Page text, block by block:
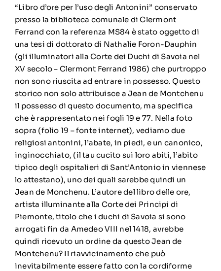
“Libro d’ore per l’uso degli Antonini” conservato
presso la biblioteca comunale di Clermont
Ferrand con la referenza MS84 è stato oggetto di
una tesi di dottorato di Nathalie Foron-Dauphin
(gli illuminatori alla Corte dei Duchi di Savoia nel
XV secolo – Clermont Ferrand 1986) che purtroppo
non sono riuscita ad entrare in possesso. Questo
storico non solo attribuisce a Jean de Montchenu
il possesso di questo documento, ma specifica
che è rappresentato nei fogli 19 e 77. Nella foto
sopra (folio 19 – fonte internet), vediamo due
religiosi antonini, l’abate, in piedi, e un canonico,
inginocchiato, (il tau cucito sui loro abiti, l’abito
tipico degli ospitalieri di Sant’Antonio in viennese
lo attestano), uno dei quali sarebbe quindi un
Jean de Monchenu. L’autore del libro delle ore,
artista illuminante alla Corte dei Principi di
Piemonte, titolo che i duchi di Savoia si sono
arrogati fin da Amedeo VIII nel 1418, avrebbe
quindi ricevuto un ordine da questo Jean de
Montchenu? Il riavvicinamento che può
inevitabilmente essere fatto con la cordiforme